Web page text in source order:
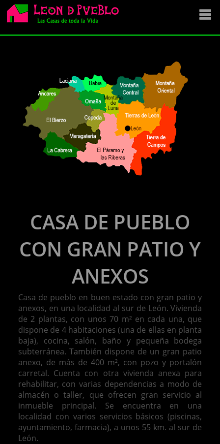
SE VENDE
OFERTAS
NOVEDADES
VENDEMOS TU CASA
DÓNDE COMPRAR ?
CASA DE PUEBLO
CON GRAN PATIO Y
ANEXOS
Casa de pueblo en buen estado con gran patio y
anexos, en una localidad al sur de León. Vivienda
de 2 plantas, con unos 70 m² en cada una, que
dispone de 4 habitaciones (una de ellas en planta
baja), cocina, salón, baño y pequeña bodega
subterránea. También dispone de un gran patio
anexo, de más de 400 m², con pozo y portalón
carretal. Cuenta con otra vivienda anexa para
rehabilitar, con varias dependencias a modo de
almacén o taller, que ofrecen gran servicio al
inmueble principal. Se encuentra en una
localidad con varios servicios básicos (piscinas,
ayuntamiento, farmacia), a unos 55 km. al sur de
León.